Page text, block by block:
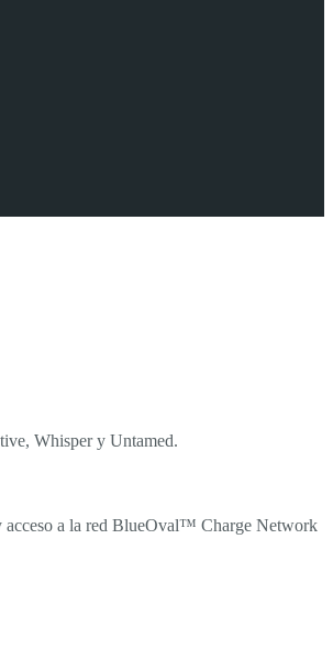
Whisper y Untamed.
acceso a la red BlueOval™ Charge Network